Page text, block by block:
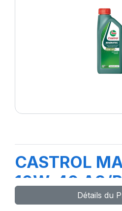
CASTROL
10W-40 A3/
(20)
Détails du